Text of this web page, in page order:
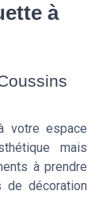
à
votre espace
mais
à prendre
de décoration